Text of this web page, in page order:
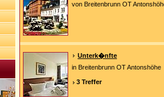
von Breitenbrunn OT
Unterk�nfte
in Breitenbrunn OT Antonshöhe
3 Treffer